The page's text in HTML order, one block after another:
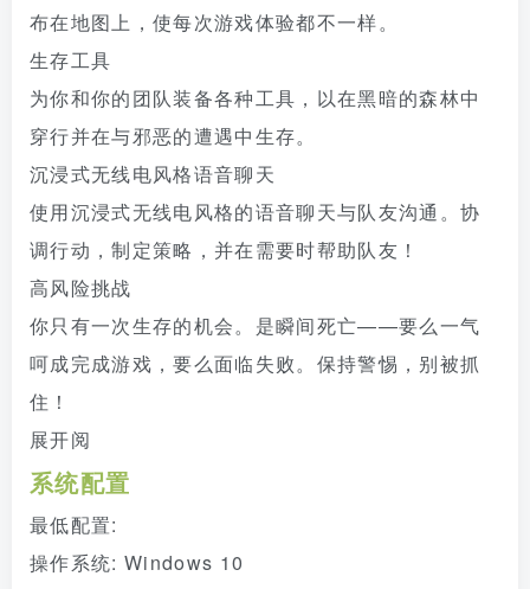
布在地图上，使每次游戏体验都不一样。
生存工具
为你和你的团队装备各种工具，以在黑暗的森林中
穿行并在与邪恶的遭遇中生存。
沉浸式无线电风格语音聊天
使用沉浸式无线电风格的语音聊天与队友沟通。协
调行动，制定策略，并在需要时帮助队友！
高风险挑战
你只有一次生存的机会。是瞬间死亡——要么一气
呵成完成游戏，要么面临失败。保持警惕，别被抓
住！
展开阅
系统配置
最低配置:
操作系统: Windows 10